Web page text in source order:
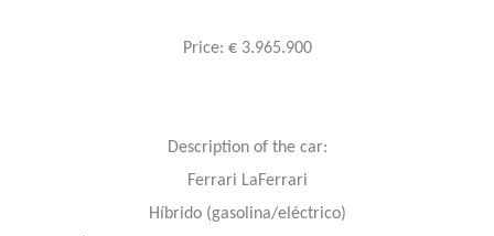
Price: € 3.965.900
Description of the car:
Ferrari LaFerrari
Híbrido (gasolina/eléctrico)